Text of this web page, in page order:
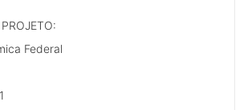
Federal